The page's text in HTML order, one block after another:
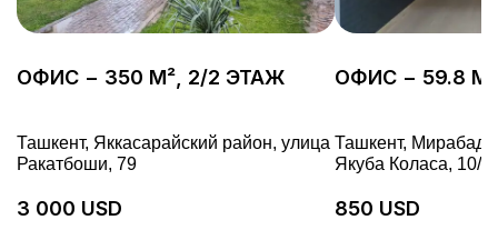
ОФИС − 350 М², 2/2 ЭТАЖ
Ташкент, Яккасарайский район, улица
Ракатбоши, 79
3 000 USD
ОФИС − 59.8
Ташкент,
Якуба Коласа, 10/
850 USD